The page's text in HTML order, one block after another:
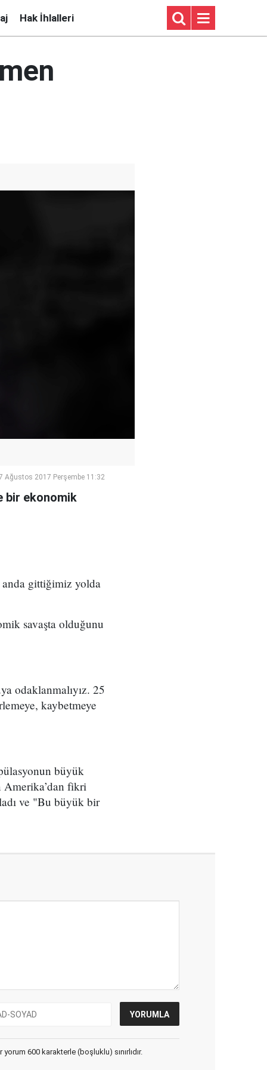
Hak İhlalleri
Ağustos 2017 Perşembe 11:32
bir ekonomik
anda gittiğimiz yolda
savaşta olduğunu
odaklanmalıyız. 25
kaybetmeye
büyük
fikri
ve "Bu büyük bir
600 karakterle (boşluklu) sınırlıdır.